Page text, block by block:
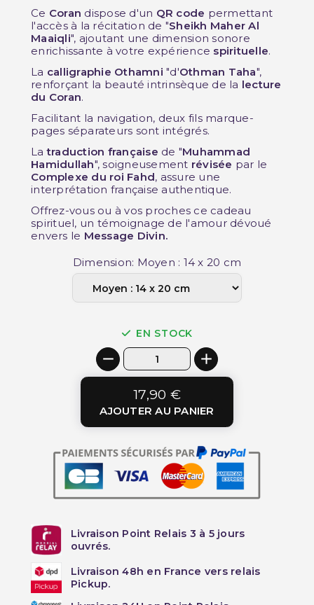
Ce Coran dispose d'un QR code permettant
l'accès à la récitation de "Sheikh Maher Al
Maaiqli", ajoutant une dimension sonore
enrichissante à votre expérience spirituelle.
La calligraphie Othamni "d'Othman Taha",
renforçant la beauté intrinsèque de la lecture
du Coran.
Facilitant la navigation, deux fils marque-
pages séparateurs sont intégrés.
Latraduction française de "Muhammad
Hamidullah", soigneusement révisée par le
Complexe du roi Fahd, assure une
interprétation française authentique.
Offrez-vous ou à vos proches ce cadeau
spirituel, un témoignage de l'amour dévoué
envers le Message Divin.
Dimension: Moyen : 14 x 20 cm
EN STOCK
17,90 €
AJOUTER AU PANIER
Livraison Point Relais 3 à 5 jours
ouvrés.
Livraison 48h en France vers relais
Pickup.